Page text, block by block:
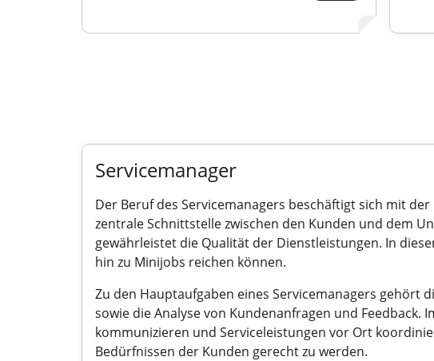
Servicemanager
Der Beruf des Servicemanagers beschäftigt sich mit
zentrale Schnittstelle zwischen den Kunden und dem
gewährleistet die Qualität der Dienstleistungen. In
hin zu Minijobs reichen können.
Zu den Hauptaufgaben eines Servicemanagers gehört
sowie die Analyse von Kundenanfragen und
kommunizieren und Serviceleistungen vor Ort
Bedürfnissen der Kunden gerecht zu werden.